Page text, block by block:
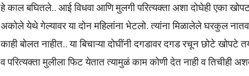
हे काल बघितले.. आई विधवा आणि मुलगी परित्यक्ता अशा दोघेही एका
अकोले येथे गेल्यावर या दोन महिलांना भेटलो. त्यांना मिळालेले घरकुल
काही बोलत नाहीत.. या बिचाऱ्या दोघींनी दगडावर दगड रचून छोटे
व परित्यक्ता मुलीला फिट येतात त्यामुळं काम कोणी देत नाही व तिचीही